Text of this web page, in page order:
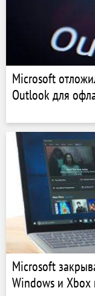
Microsoft
Outlook для
Microsoft
Windows и Xbox